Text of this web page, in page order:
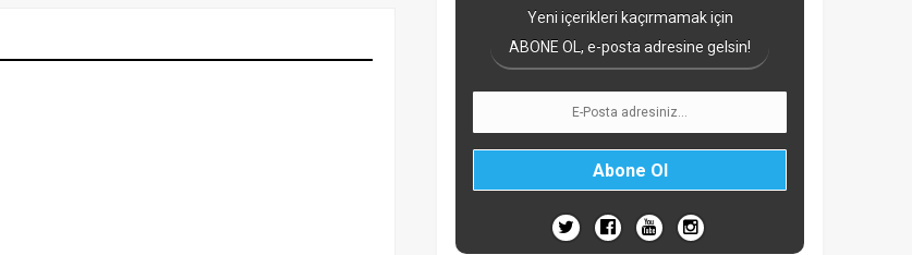
Yeni içerikleri kaçırmamak için
ABONE OL, e-posta adresine gelsin!